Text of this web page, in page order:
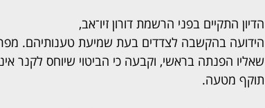
הדיון התקיים בפני הרשמת דורון זיו־אב,
הידועה בהקשבה לצדדים בעת שמיעת טענותיהם.
שאליו הפנתה בראשי, וקבעה כי הביטוי שיוחס לקנר
תוקף מטעה.